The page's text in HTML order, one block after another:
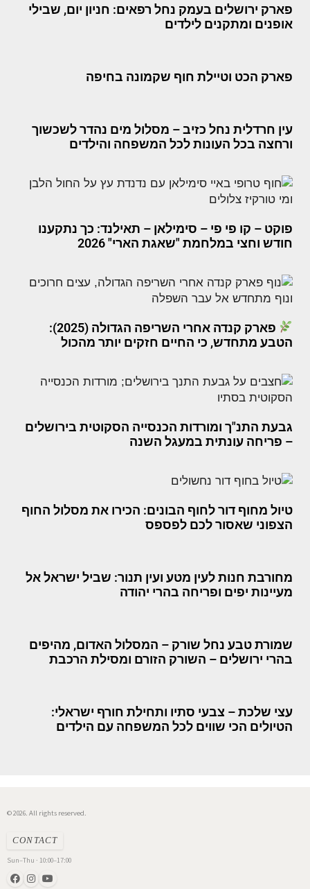
פארק ירושלים בעמק נחל רפאים: חניון יום, שבילי
אופנים ומתקנים לילדים
פארק הכט וטיילת חוף שקמונה בחיפה
עין חרדלית נחל כזיב – מסלול מים נהדר לשכשוך
ורחצה בכל העונות לכל המשפחה והילדים
פוקט – קו פי פי – סימילאן – תאילנד: כך נתקענו
חודש וחצי במלחמת "שאגת הארי" 2026
פארק קנדה אחרי השריפה הגדולה (2025):
הטבע מתחדש, כי החיים חזקים יותר מהכול
גבעת התנ"ך ומורדות הכנסייה הסקוטית בירושלים
– פריחה עונתית במעגל השנה
טיול מחוף דור לחוף הבונים: הכירו את מסלול החוף
הצפוני שאסור לכם לפספס
מחורבת חנות לעין מטע ועין תנור: שביל ישראל אל
מעיינות יפים ופריחה בהרי יהודה
שמורת טבע נחל שורק – המסלול האדום, מהיפים
בהרי ירושלים – השורק הזורם ומסילת הרכבת
עצי שלכת – צבעי סתיו ותחילת חורף ישראלי:
הטיולים הכי שווים לכל המשפחה עם הילדים
© 2026. All rights reserved.
CONTACT
Sun–Thu · 10:00–17:00